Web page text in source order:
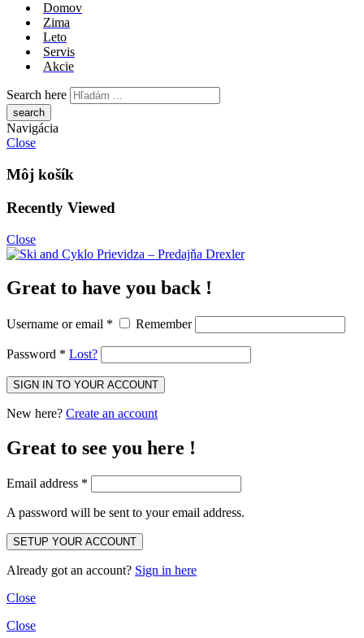
Domov
Zima
Leto
Servis
Akcie
Search here
Navigácia
Close
Môj košík
Recently Viewed
Close
Great to have you back !
Username or email * Remember
Password * Lost?
New here? Create an account
Great to see you here !
Email address *
A password will be sent to your email address.
Already got an account? Sign in here
Close
Close